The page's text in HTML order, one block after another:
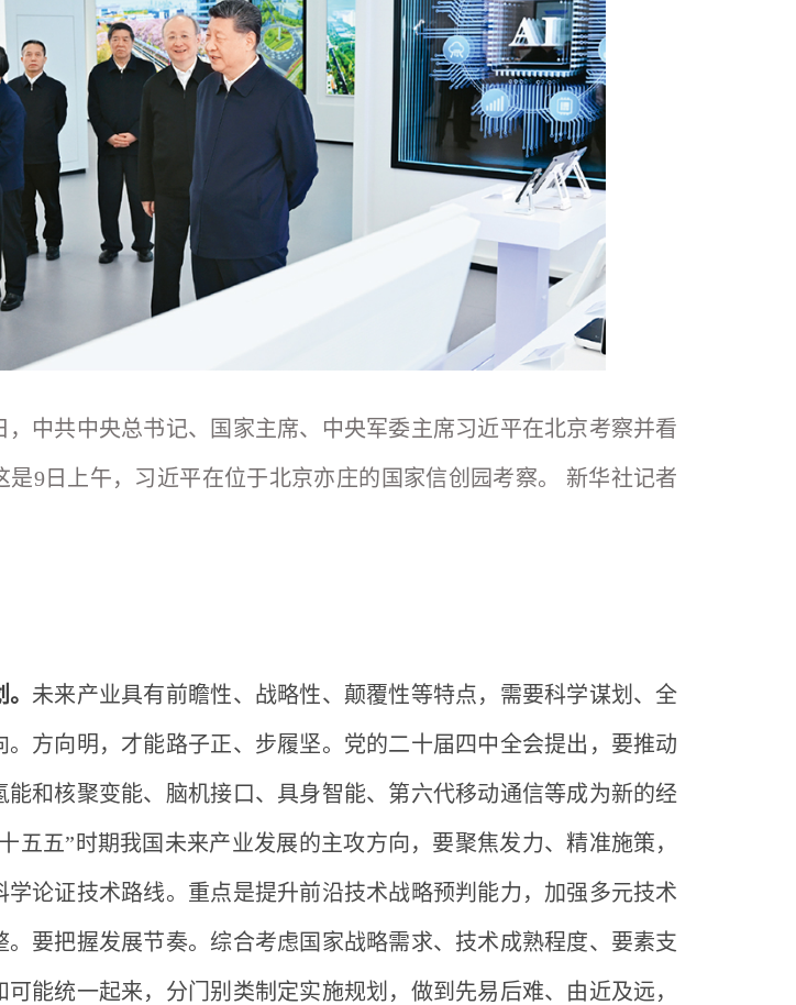
，中共中央总书记、国家主席、中央军委主席习近平在北京考察并看
是9日上午，习近平在位于北京亦庄的国家信创园考察。 新华社记者
未来产业具有前瞻性、战略性、颠覆性等特点，需要科学谋划、全
。方向明，才能路子正、步履坚。党的二十届四中全会提出，要推动
能和核聚变能、脑机接口、具身智能、第六代移动通信等成为新的经
五五”时期我国未来产业发展的主攻方向，要聚焦发力、精准施策，
论证技术路线。重点是提升前沿技术战略预判能力，加强多元技术
。要把握发展节奏。综合考虑国家战略需求、技术成熟程度、要素支
能统一起来，分门别类制定实施规划，做到先易后难、由近及远，